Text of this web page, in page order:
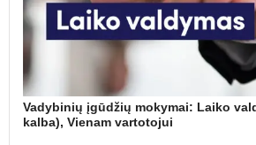
Vadybinių įgūdžių mokymai: Laiko
kalba), Vienam vartotojui